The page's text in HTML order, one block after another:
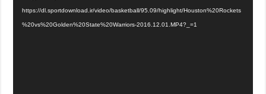
https://dl.sportdownload.ir/video/basketball/95.09/highlight/Houston%20Rockets
%20vs%20Golden%20State%20Warriors-2016.12.01.MP4?_=1